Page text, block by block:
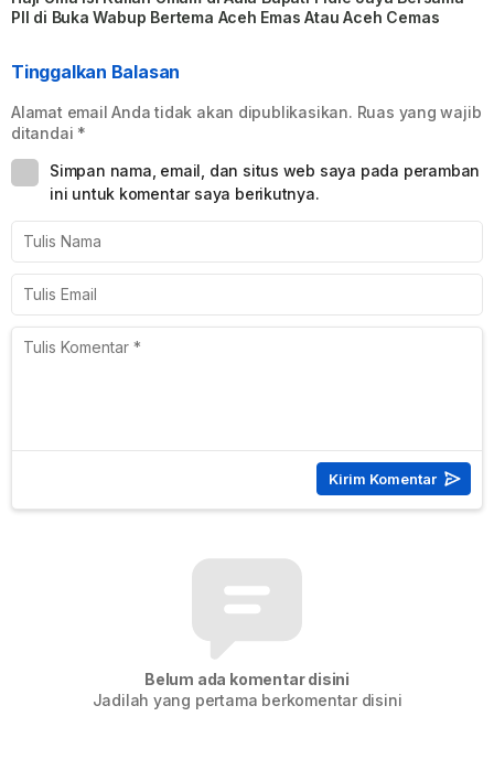
PII di Buka Wabup Bertema Aceh Emas Atau Aceh Cemas
Tinggalkan Balasan
Alamat email Anda tidak akan dipublikasikan. Ruas yang wajib
ditandai *
Simpan nama, email, dan situs web saya pada peramban
ini untuk komentar saya berikutnya.
Belum ada komentar disini
Jadilah yang pertama berkomentar disini